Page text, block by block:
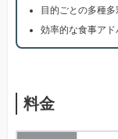
目的ごとの多種
効率的な食事ア
料金